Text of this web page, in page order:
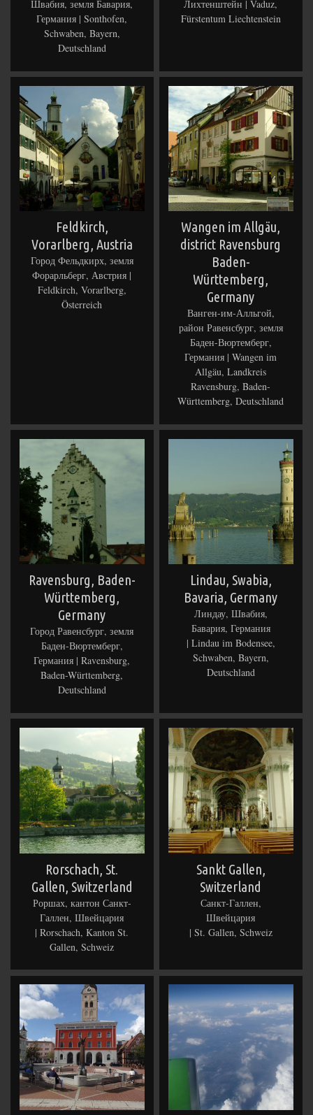
Швабия, земля Бавария,
Германия | Sonthofen,
Schwaben, Bayern,
Deutschland
Лихтенштейн | Vaduz,
Fürstentum Liechtenstein
Feldkirch,
Vorarlberg, Austria
Город Фельдкирх, земля
Форарльберг, Австрия |
Feldkirch, Vorarlberg,
Österreich
Wangen im Allgäu,
district Ravensburg
Baden-
Württemberg,
Germany
Ванген-им-Алльгой,
район Равенсбург, земля
Баден-Вюртемберг,
Германия | Wangen im
Allgäu, Landkreis
Ravensburg, Baden-
Württemberg, Deutschland
Ravensburg, Baden-
Württemberg,
Germany
Город Равенсбург, земля
Баден-Вюртемберг,
Германия | Ravensburg,
Baden-Württemberg,
Deutschland
Lindau, Swabia,
Bavaria, Germany
Линдау, Швабия,
Бавария, Германия
| Lindau im Bodensee,
Schwaben, Bayern,
Deutschland
Rorschach, St.
Gallen, Switzerland
Роршах, кантон Санкт-
Галлен, Швейцария
| Rorschach, Kanton St.
Gallen, Schweiz
Sankt Gallen,
Switzerland
Санкт-Галлен,
Швейцария
| St. Gallen, Schweiz